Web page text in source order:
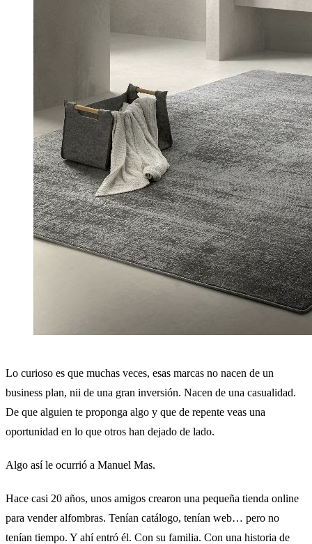
Lo curioso es que muchas veces, esas marcas no nacen de un
business plan, nii de una gran inversión. Nacen de una casualidad.
De que alguien te proponga algo y que de repente veas una
oportunidad en lo que otros han dejado de lado.
Algo así le ocurrió a Manuel Mas.
Hace casi 20 años, unos amigos crearon una pequeña tienda online
para vender alfombras. Tenían catálogo, tenían web… pero no
tenían tiempo. Y ahí entró él. Con su familia. Con una historia de